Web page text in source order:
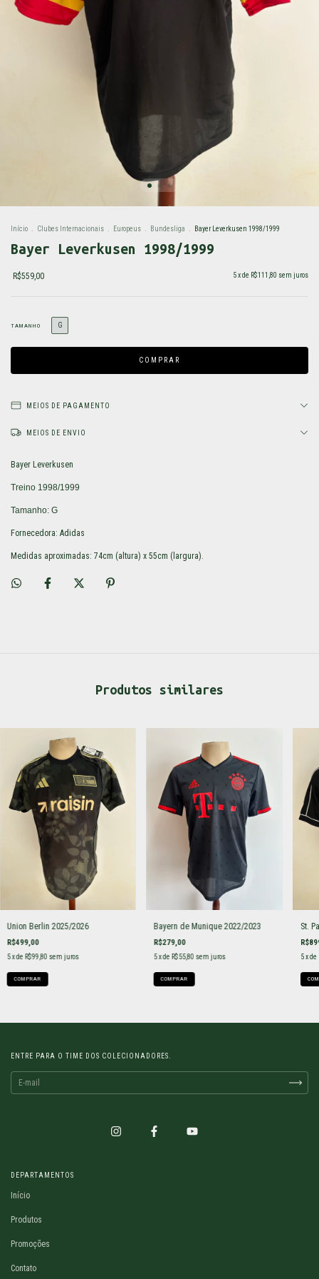
Início . Clubes Internacionais . Europeus . Bundesliga . Bayer Leverkusen 1998/1999
Bayer Leverkusen 1998/1999
R$559,00 5x de R$111,80 sem juros
TAMANHO G
MEIOS DE PAGAMENTO
MEIOS DE ENVIO
Bayer Leverkusen
Treino 1998/1999
Tamanho: G
Fornecedora: Adidas
Medidas aproximadas: 74cm (altura) x 55cm (largura).
Produtos similares
Union Berlin 2025/2026
R$499,00
5x de R$99,80 sem juros
COMPRAR
Bayern de Munique 2022/2023
R$279,00
5x de R$55,80 sem juros
COMPRAR
St.
5 x de
ENTRE PARA O TIME DOS COLECIONADORES.
DEPARTAMENTOS
Início
Produtos
Promoções
Contato